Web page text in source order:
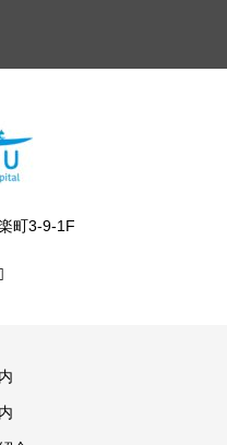
町3-9-1F